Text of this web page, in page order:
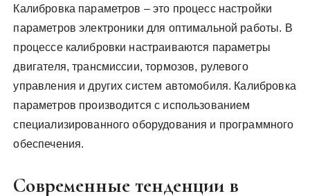
Калибровка параметров – это процесс настройки
параметров электроники для оптимальной работы. В
процессе калибровки настраиваются параметры
двигателя, трансмиссии, тормозов, рулевого
управления и других систем автомобиля. Калибровка
параметров производится с использованием
специализированного оборудования и программного
обеспечения.
Современные тенденции в